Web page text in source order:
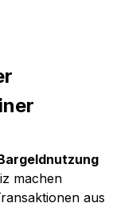
machen
aus